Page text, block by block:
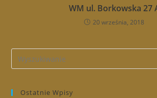
WM ul. Borkowska 27
20 września, 2018
Ostatnie Wpisy